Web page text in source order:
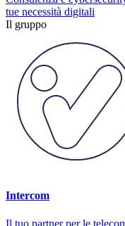
tue necessità digitali
Il gruppo
Intercom
Il tuo partner per le